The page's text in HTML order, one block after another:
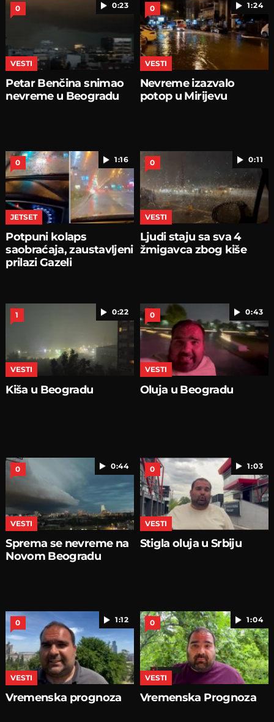
0:23
0
VESTI
Petar Benčina snimao
nevreme u Beogradu
1:24
0
VESTI
Nevreme izazvalo
potop u Mirijevu
1:16
0
JETSET
Potpuni kolaps
saobraćaja, zaustavljeni
prilazi Gazeli
0:11
0
VESTI
Ljudi staju sa sva 4
žmigavca zbog kiše
0:22
1
VESTI
Kiša u Beogradu
0:43
0
VESTI
Oluja u Beogradu
0:44
0
VESTI
Sprema se nevreme na
Novom Beogradu
1:03
0
VESTI
Stigla oluja u Srbiju
1:12
0
VESTI
Vremenska prognoza
1:04
0
VESTI
Vremenska Prognoza